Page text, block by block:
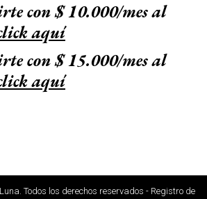
con $ 10.000/mes al
aquí
con $ 15.000/mes al
aquí
Todos los derechos reservados - Registro de